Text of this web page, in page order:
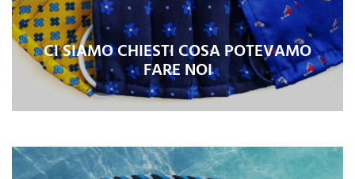
CI SIAMO CHIESTI COSA POTEVAMO
FARE NOI